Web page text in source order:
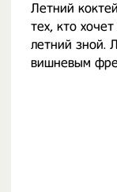
Летний
тех, кто
летний зной.
вишневым